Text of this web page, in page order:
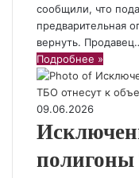
сообщили, что
предварительная
вернуть.
Подробнее »
09.06.2026